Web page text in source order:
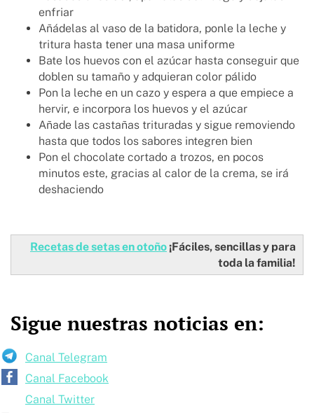
enfriar
Añádelas al vaso de la batidora, ponle la leche y
tritura hasta tener una masa uniforme
Bate los huevos con el azúcar hasta conseguir que
doblen su tamaño y adquieran color pálido
Pon la leche en un cazo y espera a que empiece a
hervir, e incorpora los huevos y el azúcar
Añade las castañas trituradas y sigue removiendo
hasta que todos los sabores integren bien
Pon el chocolate cortado a trozos, en pocos
minutos este, gracias al calor de la crema, se irá
deshaciendo
Recetas de setas en otoño ¡Fáciles, sencillas y para
toda la familia!
Sigue nuestras noticias en:
Canal Telegram
Canal Facebook
Canal Twitter